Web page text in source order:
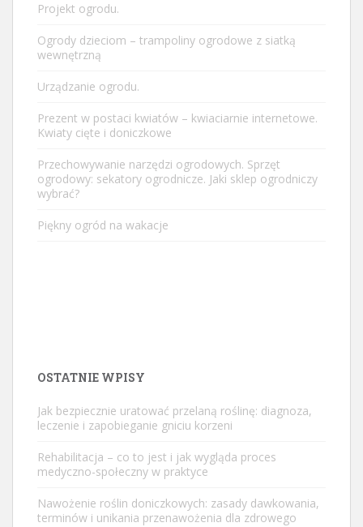
Projekt ogrodu.
Ogrody dzieciom – trampoliny ogrodowe z siatką
wewnętrzną
Urządzanie ogrodu.
Prezent w postaci kwiatów – kwiaciarnie internetowe.
Kwiaty cięte i doniczkowe
Przechowywanie narzędzi ogrodowych. Sprzęt
ogrodowy: sekatory ogrodnicze. Jaki sklep ogrodniczy
wybrać?
Piękny ogród na wakacje
OSTATNIE WPISY
Jak bezpiecznie uratować przelaną roślinę: diagnoza,
leczenie i zapobieganie gniciu korzeni
Rehabilitacja – co to jest i jak wygląda proces
medyczno-społeczny w praktyce
Nawożenie roślin doniczkowych: zasady dawkowania,
terminów i unikania przenawożenia dla zdrowego